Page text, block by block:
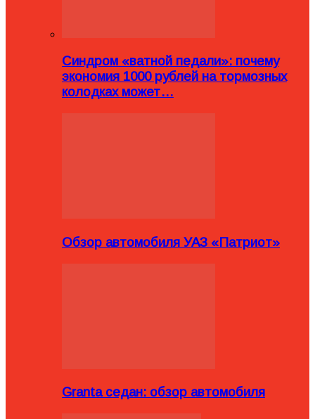
Синдром «ватной педали»: почему
экономия 1000 рублей на тормозных
колодках может…
Обзор автомобиля УАЗ «Патриот»
Granta седан: обзор автомобиля